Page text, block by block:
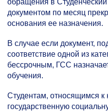
документом по месяц
основания ее назначения.
В случае если документ,
соответствие одной из
бессрочным, ГСС
обучения.
Студентам, относящимся к
государственную